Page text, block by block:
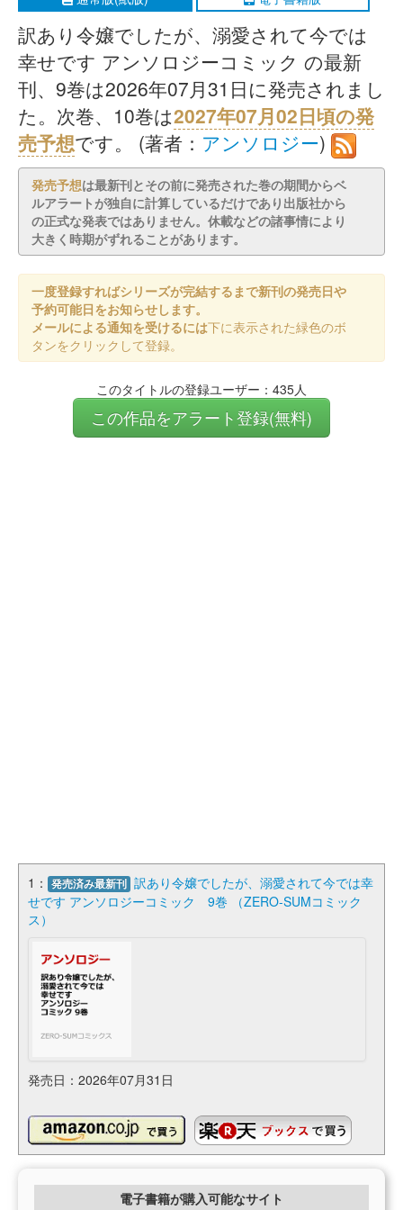
訳あり令嬢でしたが、溺愛されて今では
幸せです アンソロジーコミック の最新
刊、9巻は2026年07月31日に発売されまし
た。次巻、10巻は2027年07月02日頃の発
売予想です。 (著者： アンソロジー)
発売予想は最新刊とその前に発売された巻の期間からベ
ルアラートが独自に計算しているだけであり出版社から
の正式な発表ではありません。休載などの諸事情により
大きく時期がずれることがあります。
一度登録すればシリーズが完結するまで新刊の発売日や
予約可能日をお知らせします。
メールによる通知を受けるには下に表示された緑色のボ
タンをクリックして登録。
このタイトルの登録ユーザー：435人
この作品をアラート登録(無料)
1： 発売済み最新刊 訳あり令嬢でしたが、溺愛されて今では幸
せです アンソロジーコミック 9巻 （ZERO-SUMコミック
ス）
発売日：2026年07月31日
電子書籍が購入可能なサイト